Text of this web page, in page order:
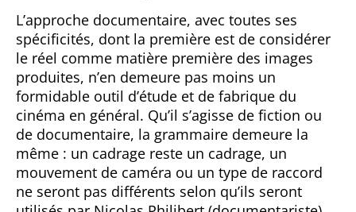
L’approche documentaire, avec toutes ses
spécificités, dont la première est de considérer
le réel comme matière première des images
produites, n’en demeure pas moins un
formidable outil d’étude et de fabrique du
cinéma en général. Qu’il s’agisse de fiction ou
de documentaire, la grammaire demeure la
même : un cadrage reste un cadrage, un
mouvement de caméra ou un type de raccord
ne seront pas différents selon qu’ils seront